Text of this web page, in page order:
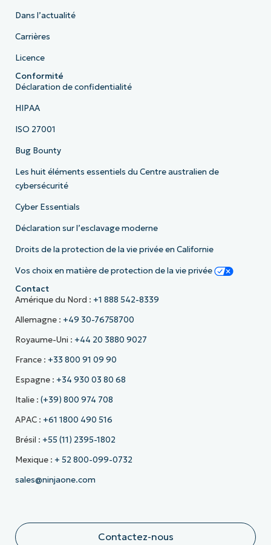
Dans l’actualité
Carrières
Licence
Conformité
Déclaration de confidentialité
HIPAA
ISO 27001
Bug Bounty
Les huit éléments essentiels du Centre australien de
cybersécurité
Cyber Essentials
Déclaration sur l’esclavage moderne
Droits de la protection de la vie privée en Californie
Vos choix en matière de protection de la vie privée
Contact
Amérique du Nord : +1 888 542-8339
Allemagne : +49 30-76758700
Royaume-Uni : +44 20 3880 9027
France : +33 800 91 09 90
Espagne : +34 930 03 80 68
Italie : (+39) 800 974 708
APAC : +61 1800 490 516
Brésil : +55 (11) 2395-1802
Mexique : + 52 800-099-0732
sales@ninjaone.com
Contactez-nous